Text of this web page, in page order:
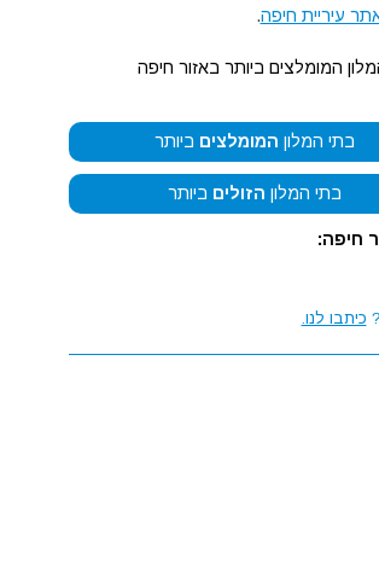
עיריית חיפה.
המומלצים ביותר באזור חיפה
בתי המלון המומלצים ביותר
בתי המלון הזולים ביותר
חיפה:
כיתבו לנו.